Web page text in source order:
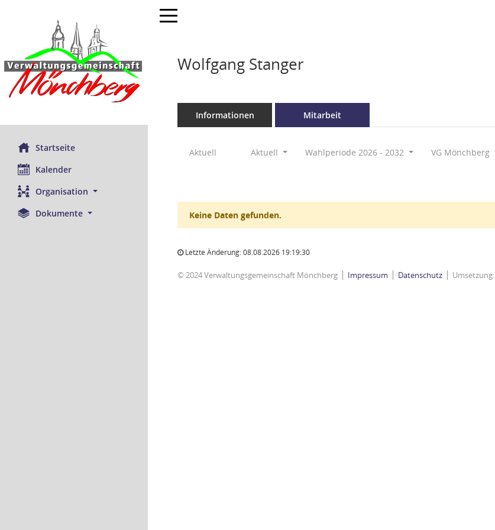
Startseite
Kalender
Organisation
Dokumente
Toggle navigation
Wolfgang Stanger
Informationen Mitarbeit
Aktuell Aktuell Wahlperiode 2026 - 2032 VG Mönchberg
Keine Daten gefunden.
Letzte Änderung: 08.08.2026 19:19:30
© 2024 Verwaltungsgemeinschaft Mönchberg Impressum Datenschutz Umsetzung: